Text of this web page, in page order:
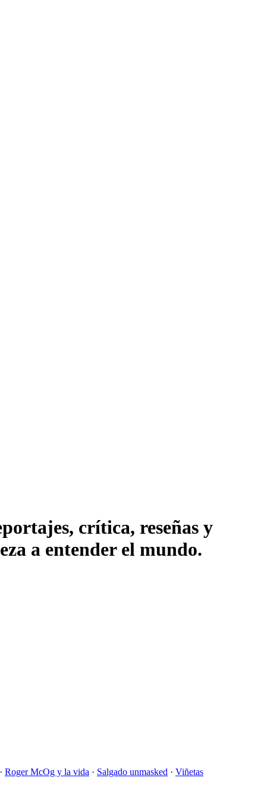
crítica, reseñas y
a entender el mundo.
· Roger McOg y la vida · Salgado unmasked · Viñetas